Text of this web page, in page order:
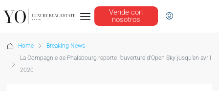
Vende con
nosotros
Home
Breaking News
La Compagnie de Phalsbourg reporte l’ouverture d’Open Sky jusqu’en avril
2020